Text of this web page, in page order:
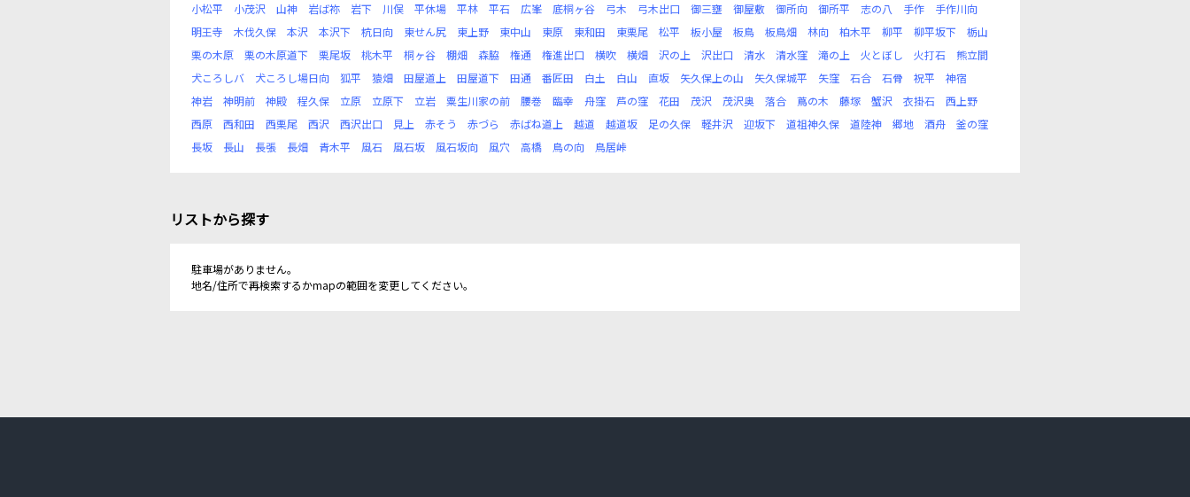
小松平
小茂沢 山神 岩ば祢 岩下 川俣 平休場 平林 平石 広峯 底桐ヶ谷 弓木 弓木出口 御三壅 御屋敷 御所向 御所平 志の八 手作
手作川向
明王寺
木伐久保 本沢 本沢下 杭日向 東せん尻 東上野 東中山 東原 東和田 東栗尾 松平 板小屋 板鳥 板鳥畑 林向 柏木平 柳平 柳平坂下
栃山
栗の木原
栗の木原道下 栗尾坂 桃木平 桐ヶ谷 棚畑 森脇 権通 権進出口 横吹 横畑 沢の上 沢出口 清水 清水窪 滝の上 火とぼし 火打石
熊立間
犬ころしバ
犬ころし場日向 狐平 猿畑 田屋道上 田屋道下 田通 番匠田 白土 白山 直坂 矢久保上の山 矢久保城平 矢窪 石合 石骨 祝平
神宿
神岩
神明前 神殿 程久保 立原 立原下 立岩 粟生川家の前 腰巻 臨幸 舟窪 芦の窪 花田 茂沢 茂沢奥 落合 蔦の木 藤塚 蟹沢 衣掛石
西上野
西原
西和田 西栗尾 西沢 西沢出口 見上 赤そう 赤づら 赤ばね道上 越道 越道坂 足の久保 軽井沢 迎坂下 道祖神久保 道陸神 郷地 酒舟
釜の窪
長坂
長山 長張 長畑 青木平 風石 風石坂 風石坂向 風穴 高橋 鳥の向 鳥居峠
リストから探す
駐車場がありません。
地名/住所で再検索するかmapの範囲を変更してください。